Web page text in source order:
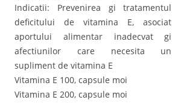
Indicatii: Prevenirea gi tratamentul
deficitului de vitamina E, asociat
aportului alimentar inadecvat gi
afectiunilor care necesita un
supliment de vitamina E
Vitamina E 100, capsule moi
Vitamina E 200, capsule moi